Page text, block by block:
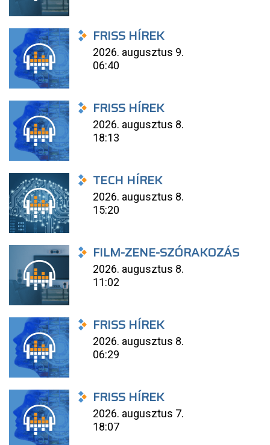
FRISS HÍREK
2026. augusztus 9.
06:40
FRISS HÍREK
2026. augusztus 8.
18:13
TECH HÍREK
2026. augusztus 8.
15:20
FILM-ZENE-SZÓRAKOZÁS
2026. augusztus 8.
11:02
FRISS HÍREK
2026. augusztus 8.
06:29
FRISS HÍREK
2026. augusztus 7.
18:07